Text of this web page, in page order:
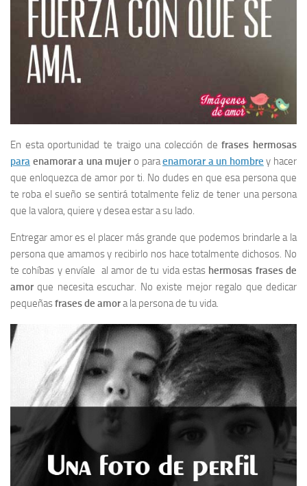
En esta oportunidad te traigo una colección defrases hermosas
para enamorar a una mujero paraenamorar a un hombre y hacer
que enloquezca de amor por ti. No dudes en que esa persona que
te roba el sueño se sentirá totalmente feliz de tener una persona
que la valora, quiere y desea estar a su lado.
Entregar amor es el placer más grande que podemos brindarle a la
persona que amamos y recibirlo nos hace totalmente dichosos. No
te cohíbas y envíale al amor de tu vida estas hermosas frases de
amorque necesita escuchar. No existe mejor regalo que dedicar
pequeñasfrases de amora la persona de tu vida.